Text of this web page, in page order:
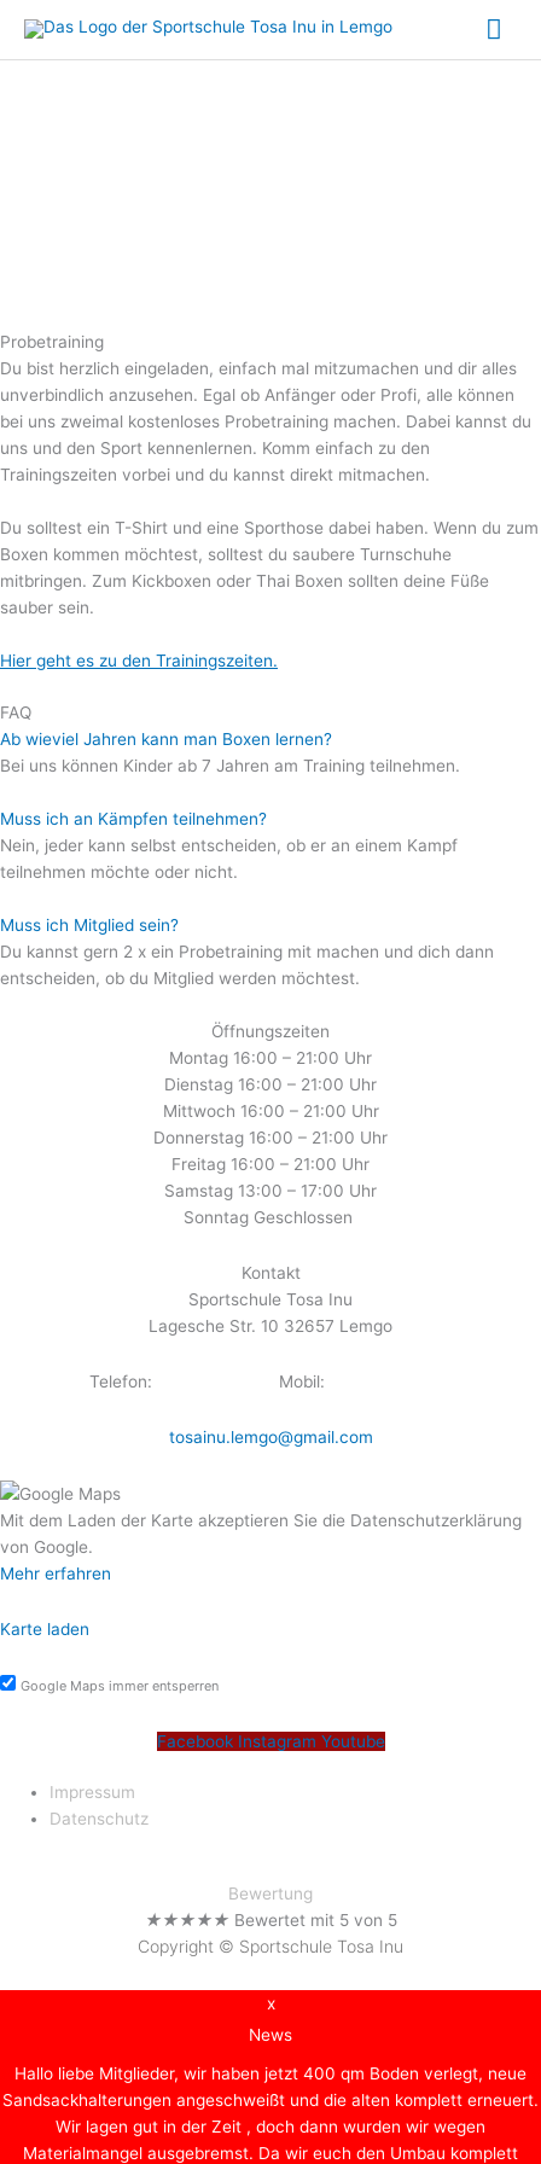
Inhalt
springen
Probe­training
Du bist herzlich eingeladen, einfach mal mitzumachen und dir alles
unverbindlich anzusehen. Egal ob Anfänger oder Profi, alle können
bei uns zweimal kostenloses Probetraining machen. Dabei kannst du
uns und den Sport kennenlernen. Komm einfach zu den
Trainingszeiten vorbei und du kannst direkt mitmachen.
Du solltest ein T-Shirt und eine Sporthose dabei haben. Wenn du zum
Boxen kommen möchtest, solltest du saubere Turnschuhe
mitbringen. Zum Kickboxen oder Thai Boxen sollten deine Füße
sauber sein.
Hier geht es zu den Trainingszeiten.
FAQ
Ab wieviel Jahren kann man Boxen lernen?
Bei uns können Kinder ab 7 Jahren am Training teilnehmen.
Muss ich an Kämpfen teilnehmen?
Nein, jeder kann selbst entscheiden, ob er an einem Kampf
teilnehmen möchte oder nicht.
Muss ich Mitglied sein?
Du kannst gern 2 x ein Probetraining mit machen und dich dann
entscheiden, ob du Mitglied werden möchtest.
Öffnungszeiten
Montag 16:00 – 21:00 Uhr
Dienstag 16:00 – 21:00 Uhr
Mittwoch 16:00 – 21:00 Uhr
Donnerstag 16:00 – 21:00 Uhr
Freitag 16:00 – 21:00 Uhr
Samstag 13:00 – 17:00 Uhr
Sonntag Geschlossen
Kontakt
Sportschule Tosa Inu
Lagesche Str. 10 32657 Lemgo
Telefon: Mobil:
tosainu.lemgo@gmail.com
Mit dem Laden der Karte akzeptieren Sie die Datenschutzerklärung
von Google.
Mehr erfahren
Karte laden
Google Maps immer entsperren
Facebook Instagram Youtube
Impressum
Datenschutz
Bewertung
★★★★★ Bewertet mit 5 von 5
Copyright © Sportschule Tosa Inu
x
News
Hallo liebe Mitglieder, wir haben jetzt 400 qm Boden verlegt, neue
Sandsackhalterungen angeschweißt und die alten komplett erneuert.
Wir lagen gut in der Zeit , doch dann wurden wir wegen
Materialmangel ausgebremst. Da wir euch den Umbau komplett